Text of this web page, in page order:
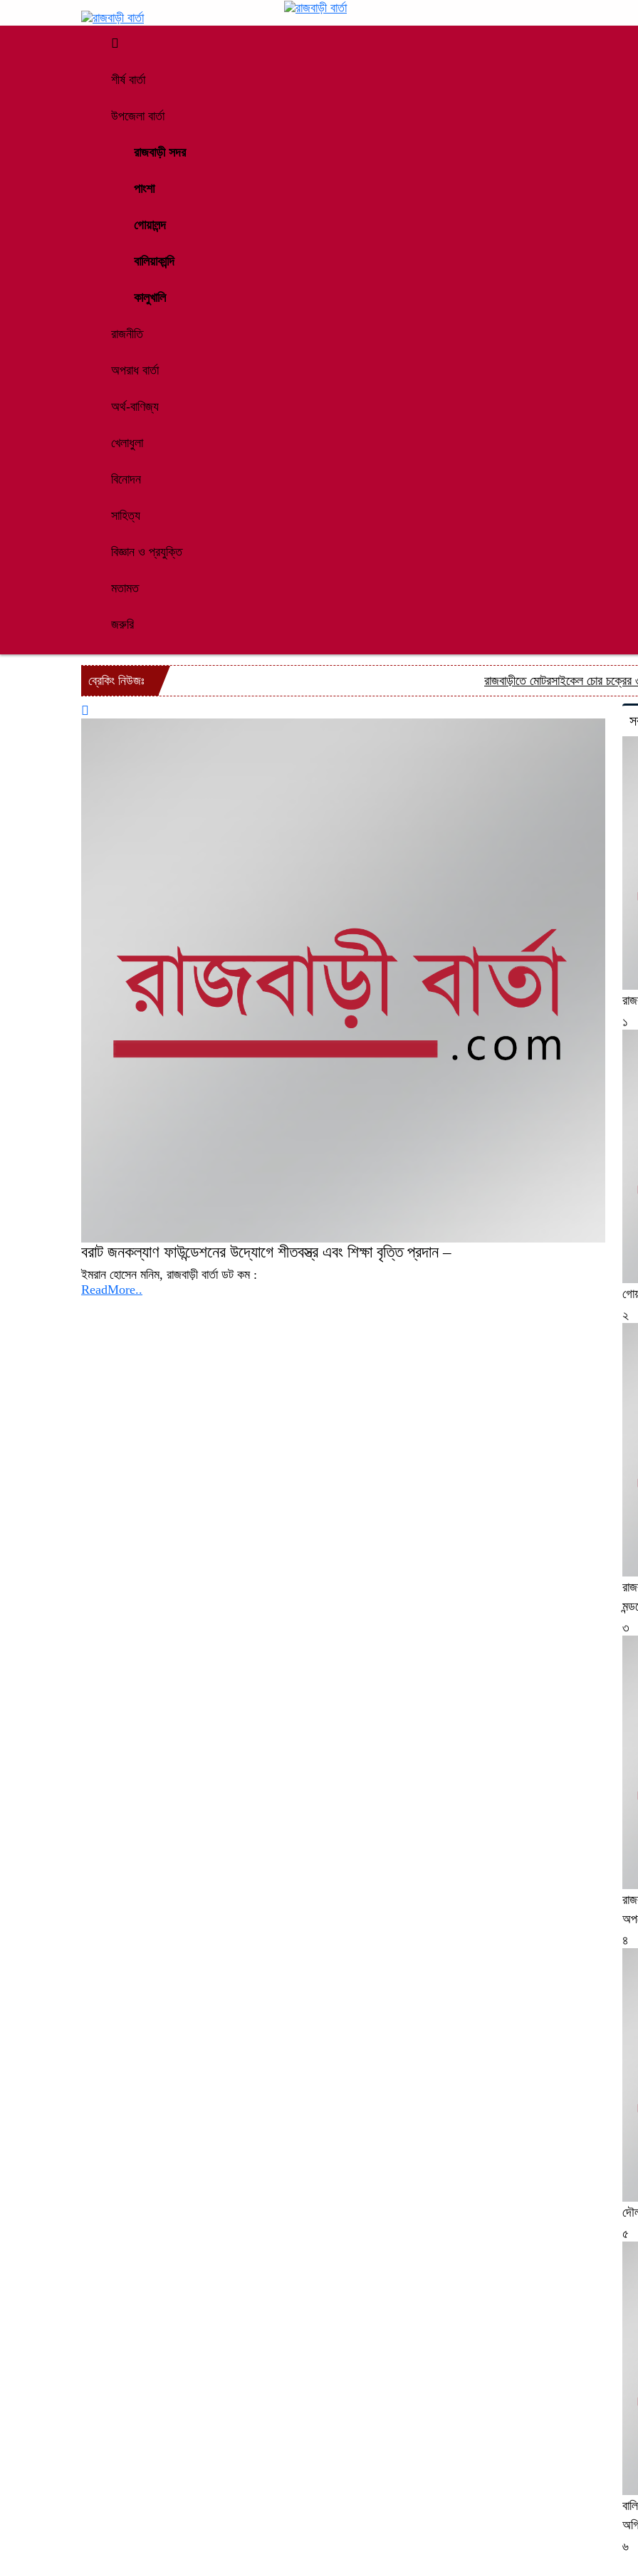
শীর্ষ বার্তা
উপজেলা বার্তা
রাজবাড়ী সদর
পাংশা
গোয়ালন্দ
বালিয়াকান্দি
কালুখালি
রাজনীতি
অপরাধ বার্তা
অর্থ-বাণিজ্য
খেলাধুলা
বিনোদন
সাহিত্য
বিজ্ঞান ও প্রযুক্তি
মতামত
জরুরি
ব্রেকিং নিউজঃ রাজবাড়ীতে মোটরসাইকেল চোর চক্রের ৩ সদস্য
বরাট জনকল্যাণ ফাউন্ডেশনের উদ্যোগে শীতবস্ত্র এবং শিক্ষা বৃত্তি প্রদান –
ইমরান হোসেন মনিম, রাজবাড়ী বার্তা ডট কম :
ReadMore..
১
২
৩
৪
৫
৬